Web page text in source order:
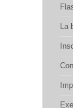
La